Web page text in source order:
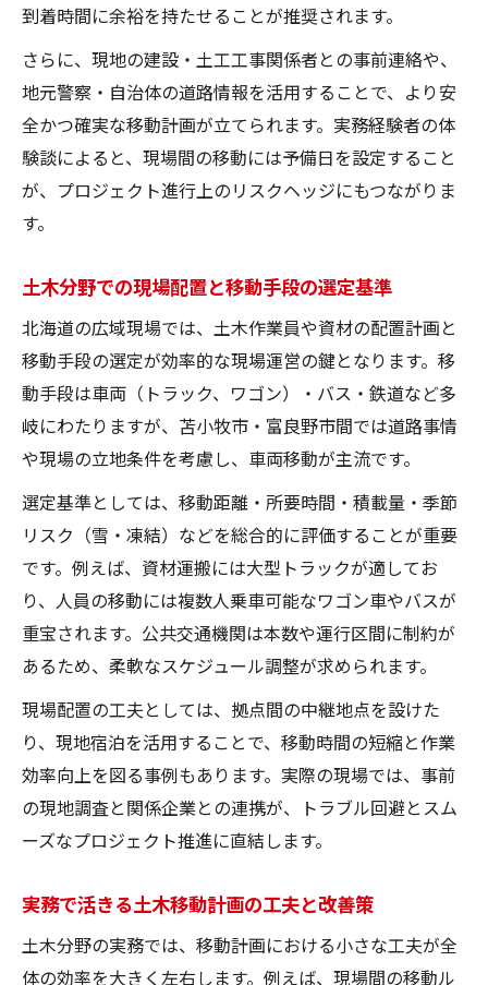
到着時間に余裕を持たせることが推奨されます。
さらに、現地の建設・土工工事関係者との事前連絡や、
地元警察・自治体の道路情報を活用することで、より安
全かつ確実な移動計画が立てられます。実務経験者の体
験談によると、現場間の移動には予備日を設定すること
が、プロジェクト進行上のリスクヘッジにもつながりま
す。
土木分野での現場配置と移動手段の選定基準
北海道の広域現場では、土木作業員や資材の配置計画と
移動手段の選定が効率的な現場運営の鍵となります。移
動手段は車両（トラック、ワゴン）・バス・鉄道など多
岐にわたりますが、苫小牧市・富良野市間では道路事情
や現場の立地条件を考慮し、車両移動が主流です。
選定基準としては、移動距離・所要時間・積載量・季節
リスク（雪・凍結）などを総合的に評価することが重要
です。例えば、資材運搬には大型トラックが適してお
り、人員の移動には複数人乗車可能なワゴン車やバスが
重宝されます。公共交通機関は本数や運行区間に制約が
あるため、柔軟なスケジュール調整が求められます。
現場配置の工夫としては、拠点間の中継地点を設けた
り、現地宿泊を活用することで、移動時間の短縮と作業
効率向上を図る事例もあります。実際の現場では、事前
の現地調査と関係企業との連携が、トラブル回避とスム
ーズなプロジェクト推進に直結します。
実務で活きる土木移動計画の工夫と改善策
土木分野の実務では、移動計画における小さな工夫が全
体の効率を大きく左右します。例えば、現場間の移動ル